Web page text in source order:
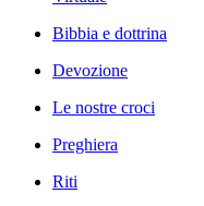
Bibbia e dottrina
Devozione
Le nostre croci
Preghiera
Riti